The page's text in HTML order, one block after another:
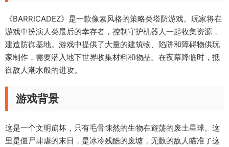
《BARRICADEZ》是一款像素风格的策略类塔防游戏。玩家将在
游戏中扮演人类最后的幸存者，控制守护机器人一起收集资源，
建造防御基地。游戏中提供了大量的建筑物、陷阱和障碍物供玩
家制作，需要潜入地下世界收集材料和物品。在夜幕降临时，抵
御敌人潮水般的进攻。
游戏背景
这是一个文明崩坏，只有毛骨悚然的生物在遊荡的废土星球。这
里是僵尸肆虐的末日，是冰冷残酷的废墟，无数的敌人瞄准了这